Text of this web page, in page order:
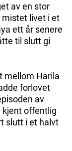
av en stor
mistet livet i et
ett år senere
til slutt gi
mellom Harila
forlovet
av
kjent offentlig
slutt i et halvt